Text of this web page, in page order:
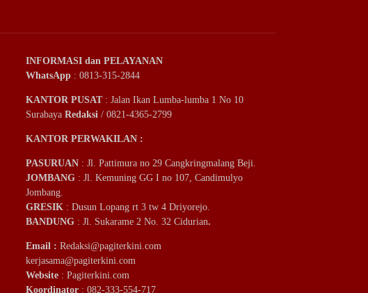
INFORMASI dan PELAYANAN
WhatsApp : 0813-315-2844
KANTOR PUSAT: Jalan Ikan Lumba-lumba 1 No 10
Surabaya Redaksi / 0821-4365-2799
KANTOR PERWAKILAN :
PASURUAN : Jl. Pattimura no 29 Cangkringmalang Beji.
JOMBANG : Jl. Kemuning GG I no 107, Candimulyo
Jombang.
GRESIK : Dusun Lopang rt 3 tw 4 Driyorejo.
BANDUNG : Jl. Sukarame 2 No. 32 Cidurian.
Email : Redaksi@pagiterkini.com
kerjasama@pagiterkini.com
Website : Pagiterkini.com
Koordinator : 082-333-554-717